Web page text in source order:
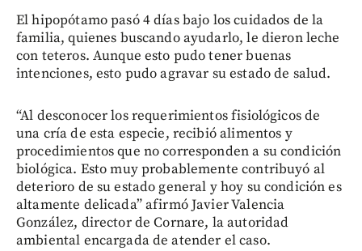
El hipopótamo pasó 4 días bajo los cuidados de la
familia, quienes buscando ayudarlo, le dieron leche
con teteros. Aunque esto pudo tener buenas
intenciones, esto pudo agravar su estado de salud.
“Al desconocer los requerimientos fisiológicos de
una cría de esta especie, recibió alimentos y
procedimientos que no corresponden a su condición
biológica. Esto muy probablemente contribuyó al
deterioro de su estado general y hoy su condición es
altamente delicada” afirmó Javier Valencia
González, director de Cornare, la autoridad
ambiental encargada de atender el caso.